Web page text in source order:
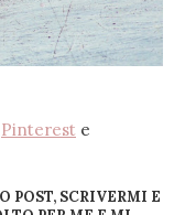
Pinterest e
POST, SCRIVERMI E